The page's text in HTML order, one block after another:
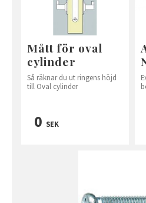
Mått för oval
cylinder
Så räknar du ut ringens höjd
till Oval cylinder
0 SEK